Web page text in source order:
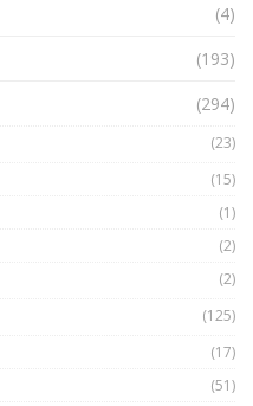
(4)
(193)
(294)
(23)
(15)
(1)
(2)
(2)
(125)
(17)
(51)